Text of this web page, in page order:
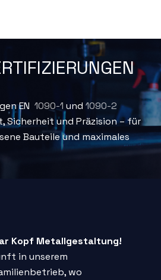
Ob Metallkonstruktionen,
Stahlbau – in Friesenheim,
und darüber hinaus
in hochwertigem Metall um.
EN1090-1 und1090-2
Sicherheit und Präzision – für
Bauteile und maximales
Kopf Metallgestaltung!
in unserem
wo